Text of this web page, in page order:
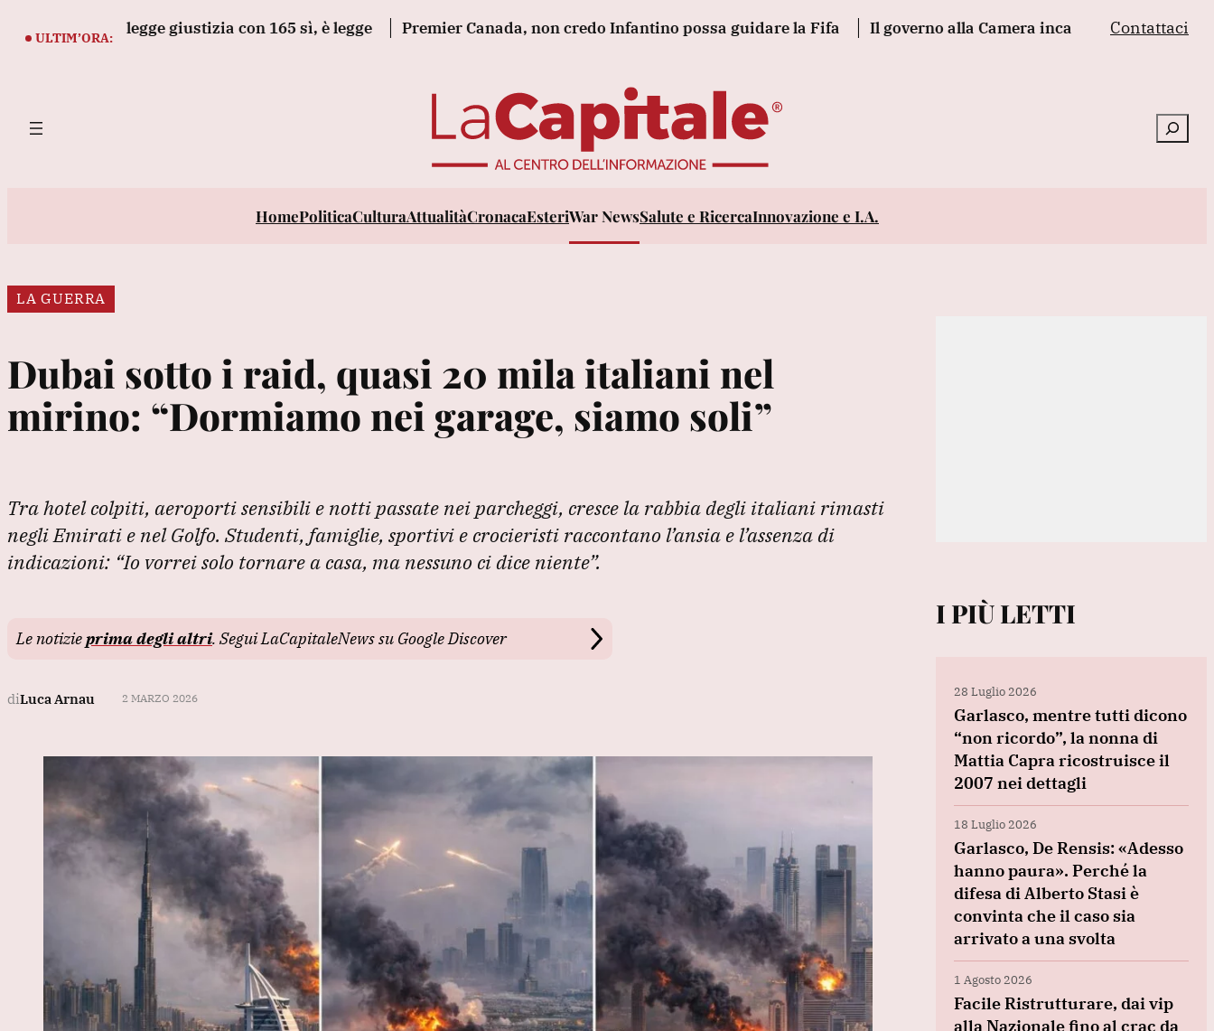
ULTIM’ORA:
legge giustizia con 165 sì, è legge Premier Canada, non credo Infantino possa guidare la Fifa Il governo alla Camera incassa la fiducia sul decreto
Contattaci
Cerca
HomePoliticaCulturaAttualitàCronacaEsteriWar NewsSalute e RicercaInnovazione e I.A.
LA GUERRA
Dubai sotto i raid, quasi 20 mila italiani nel
mirino: “Dormiamo nei garage, siamo soli”
Tra hotel colpiti, aeroporti sensibili e notti passate nei parcheggi, cresce la rabbia degli italiani rimasti
negli Emirati e nel Golfo. Studenti, famiglie, sportivi e crocieristi raccontano l’ansia e l’assenza di
indicazioni: “Io vorrei solo tornare a casa, ma nessuno ci dice niente”.
Le notizieprima degli altri. Segui LaCapitaleNews su Google Discover
diLuca Arnau 2 MARZO 2026
I PIÙ LETTI
28 Luglio 2026
Garlasco, mentre tutti dicono
“non ricordo”, la nonna di
Mattia Capra ricostruisce il
2007 nei dettagli
18 Luglio 2026
Garlasco, De Rensis: «Adesso
hanno paura». Perché la
difesa di Alberto Stasi è
convinta che il caso sia
arrivato a una svolta
1 Agosto 2026
Facile Ristrutturare, dai vip
alla Nazionale fino al crac da